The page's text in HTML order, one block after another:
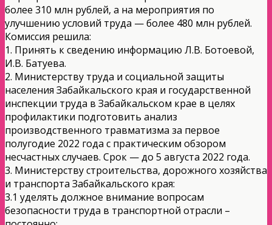
более 310 млн рублей, а на мероприятия по
улучшению условий труда — более 480 млн рублей.
Комиссия решила:
1. Принять к сведению информацию Л.В. Ботоевой,
И.В. Батуева.
2. Министерству труда и социальной защиты
населения Забайкальского края и государственной
инспекции труда в Забайкальском крае в целях
профилактики подготовить анализ
производственного травматизма за первое
полугодие 2022 года с практическим обзором
несчастных случаев. Срок — до 5 августа 2022 года.
3. Министерству строительства, дорожного хозяйства
и транспорта Забайкальского края:
3.1 уделять должное внимание вопросам
безопасности труда в транспортной отрасли –